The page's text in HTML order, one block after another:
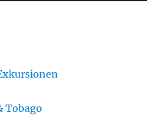
Tobago